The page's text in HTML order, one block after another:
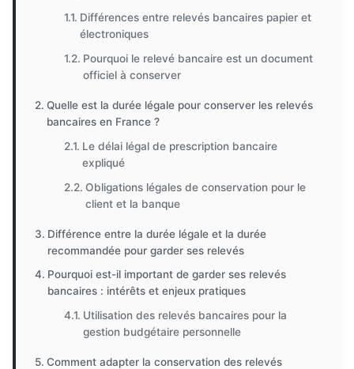
Différences entre relevés bancaires papier et
électroniques
Pourquoi le relevé bancaire est un document
officiel à conserver
Quelle est la durée légale pour conserver les relevés
bancaires en France ?
Le délai légal de prescription bancaire
expliqué
Obligations légales de conservation pour le
client et la banque
Différence entre la durée légale et la durée
recommandée pour garder ses relevés
Pourquoi est-il important de garder ses relevés
bancaires : intérêts et enjeux pratiques
Utilisation des relevés bancaires pour la
gestion budgétaire personnelle
Comment adapter la conservation des relevés